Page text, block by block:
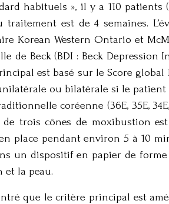
habituels », il y a 110
traitement est de 4 semaines.
Korean Western Ontario et
de Beck (BDI : Beck
est basé sur le Score
ou bilatérale si le
coréenne (36E, 35E,
trois cônes de moxibustion
place pendant environ 5 à 10
un dispositif en papier de
la peau.
que le critère principal est